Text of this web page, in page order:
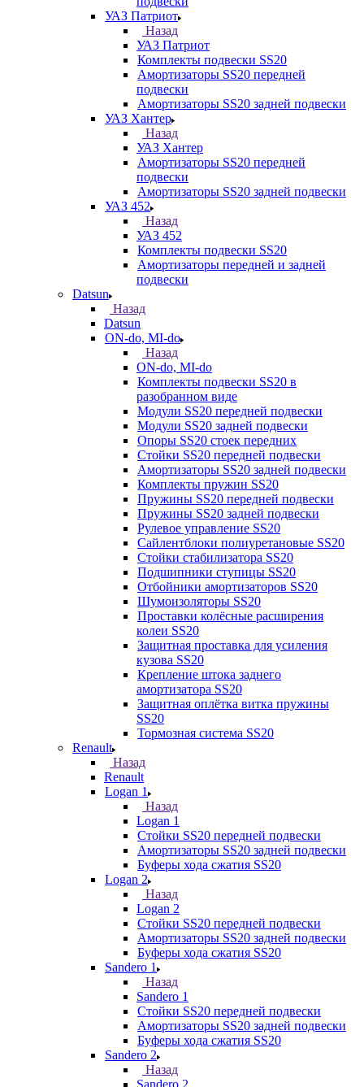
УАЗ Патриот
Назад
УАЗ Патриот
Комплекты подвески SS20
Амортизаторы SS20 передней
подвески
Амортизаторы SS20 задней подвески
УАЗ Хантер
Назад
УАЗ Хантер
Амортизаторы SS20 передней
подвески
Амортизаторы SS20 задней подвески
УАЗ 452
Назад
УАЗ 452
Комплекты подвески SS20
Амортизаторы передней и задней
подвески
Datsun
Назад
Datsun
ON-do, MI-do
Назад
ON-do, MI-do
Комплекты подвески SS20 в
разобранном виде
Модули SS20 передней подвески
Модули SS20 задней подвески
Опоры SS20 стоек передних
Стойки SS20 передней подвески
Амортизаторы SS20 задней подвески
Комплекты пружин SS20
Пружины SS20 передней подвески
Пружины SS20 задней подвески
Рулевое управление SS20
Сайлентблоки полиуретановые SS20
Стойки стабилизатора SS20
Подшипники ступицы SS20
Отбойники амортизаторов SS20
Шумоизоляторы SS20
Проставки колёсные расширения
колеи SS20
Защитная проставка для усиления
кузова SS20
Крепление штока заднего
амортизатора SS20
Защитная оплётка витка пружины
SS20
Тормозная система SS20
Renault
Назад
Renault
Logan 1
Назад
Logan 1
Стойки SS20 передней подвески
Амортизаторы SS20 задней подвески
Буферы хода сжатия SS20
Logan 2
Назад
Logan 2
Стойки SS20 передней подвески
Амортизаторы SS20 задней подвески
Буферы хода сжатия SS20
Sandero 1
Назад
Sandero 1
Стойки SS20 передней подвески
Амортизаторы SS20 задней подвески
Буферы хода сжатия SS20
Sandero 2
Назад
Sandero 2